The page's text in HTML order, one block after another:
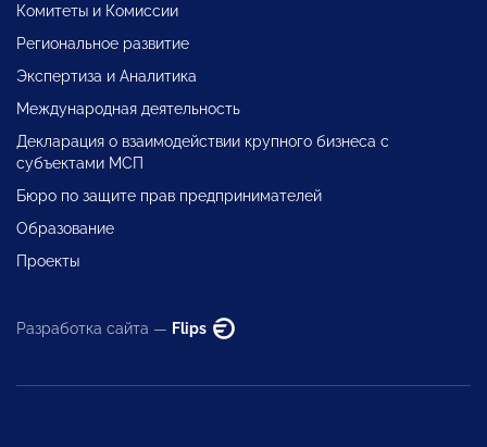
Комитеты и Комиссии
Региональное развитие
Экспертиза и Аналитика
Международная деятельность
Декларация о взаимодействии крупного бизнеса с
субъектами МСП
Бюро по защите прав предпринимателей
Образование
Проекты
Разработка сайта — Flips